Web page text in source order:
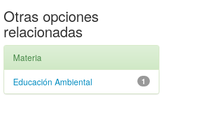
Otras opciones
relacionadas
Materia
1
Educación Ambiental